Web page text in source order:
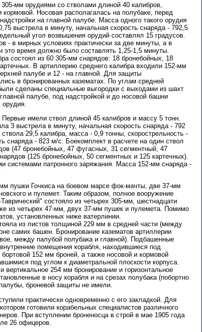
мм орудиями со стволами длиной 40 калибров,
Носовая располагалась на полубаке, перед
на главной палубе. Масса одного такого орудия
выстрела в минуту, начальная скорость снаряда - 792,5
угол возвышения орудий составлял 15 градусов.
- в мирных условиях практически за две минуты, а в
это время должно было составлять 1,25-1,5 минуты.
состоял из 60 305-мм снарядов: 18 бронебойных, 18
В артиллерию среднего калибра входили 152-мм
палубе и 12 - на главной. Для защиты
в бронированных казематах. По углам средней
сделаны специальные выгородки с выходами из шахт
палубе, под надстройкой и до носовой башни
имели ствол длиной 45 калибров и массу 5 тонн.
3 выстрела в минуту, начальная скорость снаряда - 792
29,5 калибра, масса - 0,9 тонны, скорострельность -
снаряда - 823 м/с. Боекомплект в расчете на один ствол
(47 бронебойных, 47 фугасных, 31 сегментный, 47
(125 бронебойных, 50 сегментных и 125 картечных).
системами патронного заряжания. Масса 152-мм снаряда -
пушки Гочкиса на боевом марсе фок-мачты, две 37-мм
и пулемет. Таким образом, полное вооружение
состояло из четырех 305-мм, шестнадцати
из четырех 47-мм, двух 37-мм пушек и пулемета. Помимо
установленных ниже ватерлинии.
из листов толщиной 229 мм в средней части (между
самих башен. Бронирование казематов артиллерии
между палубой полубака и главной). Подбашенные
помещения корабля, находившиеся под
152 мм броней, а также носовой и кормовой
под углом к диаметральной плоскости корпуса.
254 мм бронирование и горизонтальное
в носу корабля и на срезах полубака (побортно
броневой защиты не имели.
практически одновременно с его закладкой. Для
готовили корабельных специалистов различного
При вступлении броненосца в строй в мае 1905 года
26 офицеров.